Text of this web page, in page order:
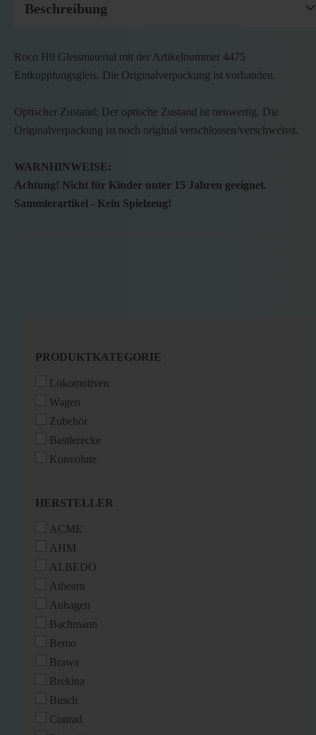
Beschreibung
Roco H0 Gleismaterial mit der Artikelnummer 4475
Entkupplungsgleis. Die Originalverpackung ist vorhanden.
Optischer Zustand: Der optische Zustand ist neuwertig. Die
Originalverpackung ist noch original verschlossen/verschweisst.
WARNHINWEISE:
Achtung! Nicht für Kinder unter 15 Jahren geeignet.
Sammlerartikel - Kein Spielzeug!
PRODUKTKATEGORIE
PRODUKTKATEGORIE
Lokomotiven
Wagen
Zubehör
Bastlerecke
Konvolute
HERSTELLER
HERSTELLER
ACME
AHM
ALBEDO
Athearn
Auhagen
Bachmann
Bemo
Brawa
Brekina
Busch
Conrad